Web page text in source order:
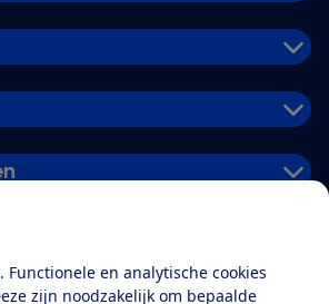
Functionele en analytische cookies
zijn noodzakelijk om bepaalde